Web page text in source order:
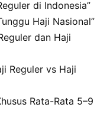
di Indonesia”
Haji Nasional”
dan Haji
Reguler vs Haji
Rata-Rata 5–9